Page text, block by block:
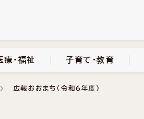
療・福祉 子育て・教育
広報おおまち（令和６年度）